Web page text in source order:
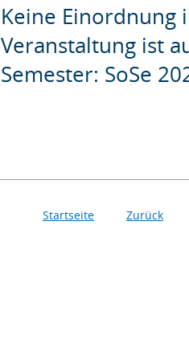
Keine Einordnung
Veranstaltung ist
Semester: SoSe
Startseite Zurück